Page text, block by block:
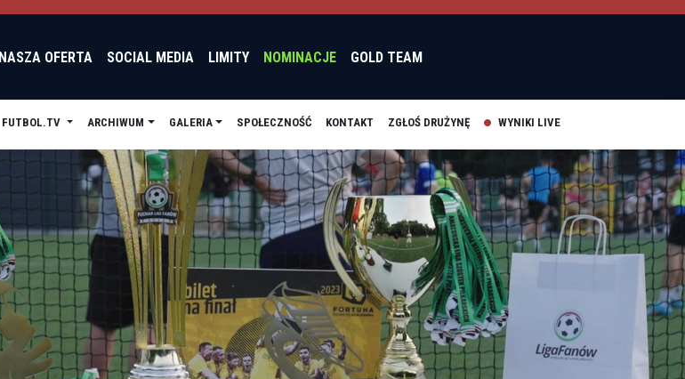
NASZA OFERTA SOCIAL MEDIA LIMITY NOMINACJE GOLD TEAM
FUTBOL.TV ARCHIWUM GALERIA SPOŁECZNOŚĆ KONTAKT ZGŁOŚ DRUŻYNĘ WYNIKI LIVE